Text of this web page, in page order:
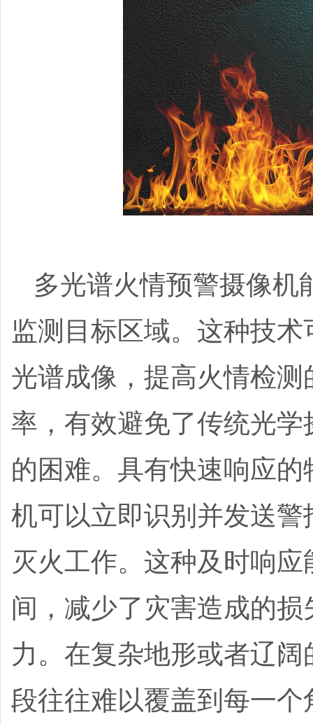
多光谱火情预警摄像机
监测目标区域。这种技
光谱成像，提高火情检
率，有效避免了传统光
的困难。具有快速响应
机可以立即识别并发送
灭火工作。这种及时响
间，减少了灾害造成的
力。在复杂地形或者辽
段往往难以覆盖到每一